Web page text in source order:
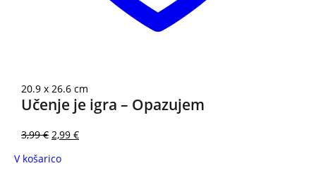
20.9 x 26.6 cm
Učenje je igra – Opazujem
3,99€ 2,99 €
V košarico